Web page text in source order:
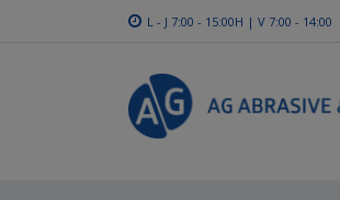
L - J 7:00 - 15:00H | V 7:00 - 14:00